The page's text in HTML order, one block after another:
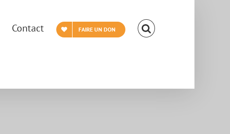
Contact FAIRE UN DON